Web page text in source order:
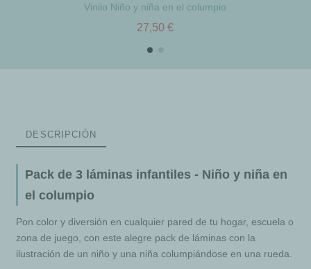
Vinilo Niño y niña en el columpio
27,50 €
DESCRIPCIÓN
Pack de 3 láminas infantiles - Niño y niña en
el columpio
Pon color y diversión en cualquier pared de tu hogar, escuela o
zona de juego, con este alegre pack de láminas con la
ilustración de un niño y una niña columpiándose en una rueda.